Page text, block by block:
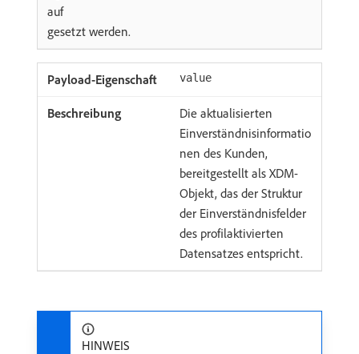
auf
gesetzt werden.
value
Die aktualisierten
Einverständnisinformatio
nen des Kunden,
bereitgestellt als XDM-
Objekt, das der Struktur
der Einverständnisfelder
des profilaktivierten
Datensatzes entspricht.
HINWEIS